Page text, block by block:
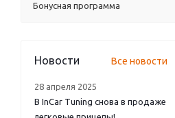
Бонусная программа
Новости Все новости
28 апреля 2025
В InCar Tuning снова в продаже